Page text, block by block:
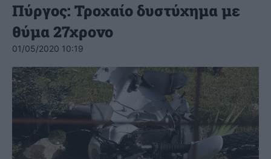
Πύργος: Τροχαίο δυστύχημα με
θύμα 27χρονο
01/05/2020 10:19